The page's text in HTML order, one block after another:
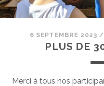
6 SEPTEMBRE 2023
PLUS DE
Merci à tous nos